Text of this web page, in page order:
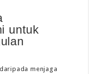
untuk
menjaga